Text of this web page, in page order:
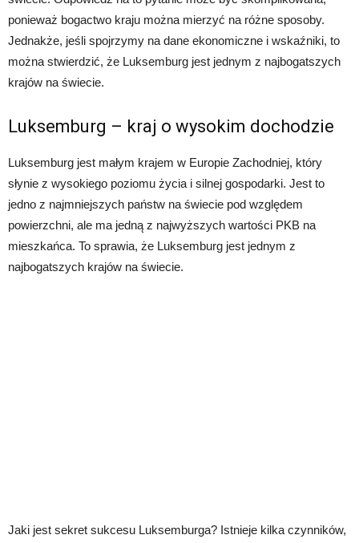
ponieważ bogactwo kraju można mierzyć na różne sposoby.
Jednakże, jeśli spojrzymy na dane ekonomiczne i wskaźniki, to
można stwierdzić, że Luksemburg jest jednym z najbogatszych
krajów na świecie.
Luksemburg – kraj o wysokim dochodzie
Luksemburg jest małym krajem w Europie Zachodniej, który
słynie z wysokiego poziomu życia i silnej gospodarki. Jest to
jedno z najmniejszych państw na świecie pod względem
powierzchni, ale ma jedną z najwyższych wartości PKB na
mieszkańca. To sprawia, że Luksemburg jest jednym z
najbogatszych krajów na świecie.
Jaki jest sekret sukcesu Luksemburga? Istnieje kilka czynników,